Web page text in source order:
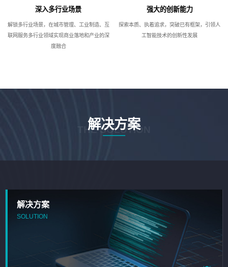
深入多行业场景
解锁多行业场景，在城市管理、工业制造、互
联网服务多行业领域实现商业落地和产业的深
度融合
强大的创新能力
探索本质、执着追求，突破已有框架，引领人
工智能技术的创新性发展
解决方案
THE SOLUTION
解决方案
SOLUTION